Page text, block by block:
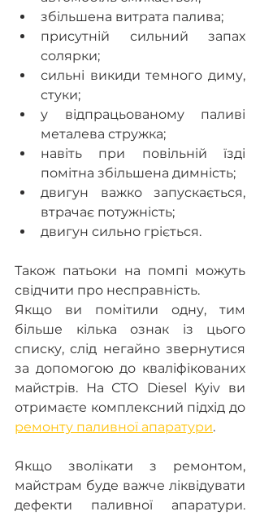
збільшена витрата палива;
присутній сильний запах
солярки;
сильні викиди темного диму,
стуки;
у відпрацьованому паливі
металева стружка;
навіть при повільній їзді
помітна збільшена димність;
двигун важко запускається,
втрачає потужність;
двигун сильно гріється.
Також патьоки на помпі можуть
свідчити про несправність.
Якщо ви помітили одну, тим
більше кілька ознак із цього
списку, слід негайно звернутися
за допомогою до кваліфікованих
майстрів. На СТО Diesel Kyiv ви
ремонту паливної апаратури.
Якщо зволікати з ремонтом,
майстрам буде важче ліквідувати
дефекти паливної апаратури.